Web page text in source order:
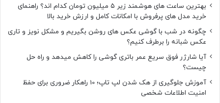
بهترین ساعت های هوشمند زیر ۵ میلیون تومان کدام اند؟ راهنمای
خرید مدل های پرفروش با امکانات کامل و ارزش خرید بالا
چگونه در شب با گوشی عکس های روشن بگیریم و مشکل نویز و تاری
عکس شبانه را برطرف کنیم؟
آیا شارژر فوق سریع عمر باتری گوشی را کاهش میدهد و راه حل
چیست؟
آموزش جلوگیری از هک شدن لپ تاپ؛ 10 راهکار ضروری برای حفظ
امنیت اطلاعات شخصی